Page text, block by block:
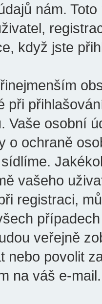
nám.
když jste
při
Vaše osobní
o ochraně
vašeho
registraci,
veřejně
nebo povolit
na váš e-mail.